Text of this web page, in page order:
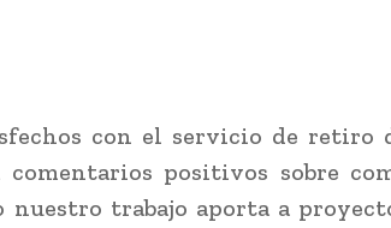
con el servicio de retiro
positivos sobre
trabajo aporta a